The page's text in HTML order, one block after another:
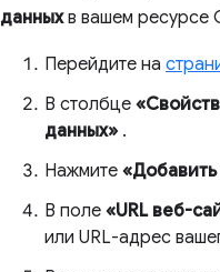
данныхв вашем ресурсе
Перейдите на
В столбце
данных» .
Нажмите «Добавить
В поле «URL веб-
или URL-адрес